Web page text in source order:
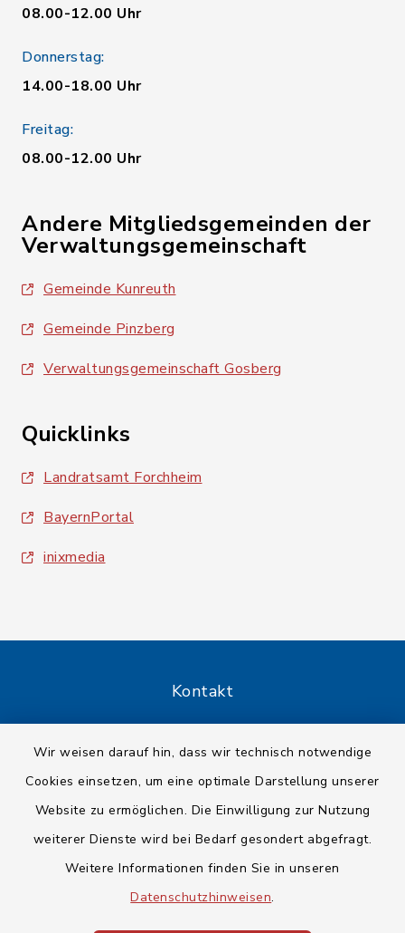
Wir weisen darauf hin, dass wir technisch notwendige
Cookies einsetzen, um eine optimale Darstellung unserer
Website zu ermöglichen. Die Einwilligung zur Nutzung
weiterer Dienste wird bei Bedarf gesondert abgefragt.
Weitere Informationen finden Sie in unseren
Datenschutzhinweisen.
08.00-12.00 Uhr
Donnerstag:
14.00-18.00 Uhr
Freitag:
08.00-12.00 Uhr
Andere Mitgliedsgemeinden der
Verwaltungsgemeinschaft
Gemeinde Kunreuth
Gemeinde Pinzberg
Verwaltungsgemeinschaft Gosberg
Quicklinks
Landratsamt Forchheim
BayernPortal
inixmedia
Kontakt
Datenschutz
Impressum
Sitemap
Cookie-Einstellungen